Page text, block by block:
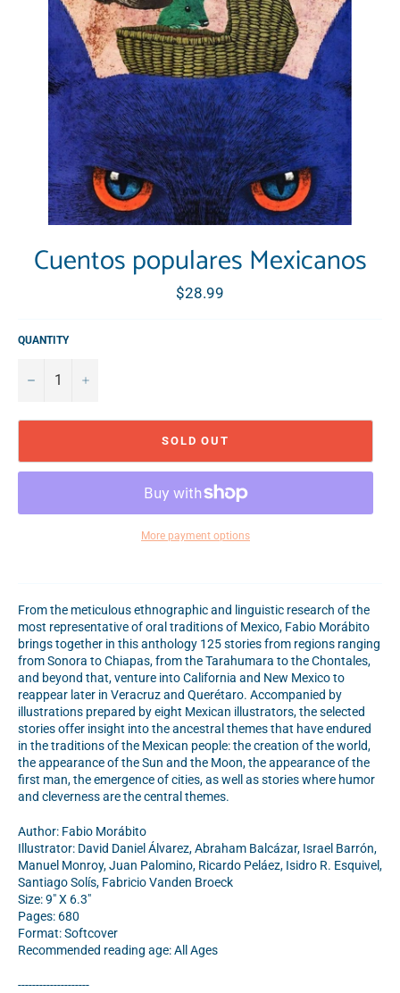
Cuentos populares Mexicanos
Regular
price
$28.99
QUANTITY
− +
SOLD OUT
More payment options
From the meticulous ethnographic and linguistic research of the
most representative of oral traditions of Mexico, Fabio Morábito
brings together in this anthology 125 stories from regions ranging
from Sonora to Chiapas, from the Tarahumara to the Chontales,
and beyond that, venture into California and New Mexico to
reappear later in Veracruz and Querétaro. Accompanied by
illustrations prepared by eight Mexican illustrators, the selected
stories offer insight into the ancestral themes that have endured
in the traditions of the Mexican people: the creation of the world,
the appearance of the Sun and the Moon, the appearance of the
first man, the emergence of cities, as well as stories where humor
and cleverness are the central themes.
Author: Fabio Morábito
Illustrator: David Daniel Álvarez, Abraham Balcázar, Israel Barrón,
Manuel Monroy, Juan Palomino, Ricardo Peláez, Isidro R. Esquivel,
Santiago Solís, Fabricio Vanden Broeck
Size: 9" X 6.3"
Pages: 680
Format: Softcover
Recommended reading age: All Ages
--------------------